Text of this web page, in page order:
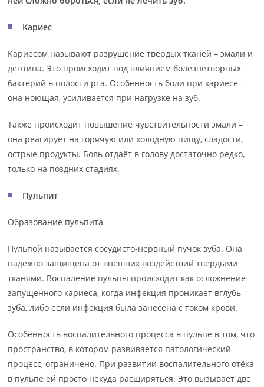
Кариес
Кариесом называют разрушение твёрдых тканей – эмали и
дентина. Это происходит под влиянием болезнетворных
бактерий в полости рта. Особенность боли при кариесе –
она ноющая, усиливается при нагрузке на зуб.
Также происходит повышение чувствительности эмали –
она реагирует на горячую или холодную пищу, сладости,
острые продукты. Боль отдаёт в голову достаточно редко,
только на поздних стадиях.
Пульпит
Образование пульпита
Пульпой называется сосудисто-нервный пучок зуба. Она
надёжно защищена от внешних воздействий твёрдыми
тканями. Воспаление пульпы происходит как осложнение
запущенного кариеса, когда инфекция проникает вглубь
зуба, либо если инфекция была занесена с током крови.
Особенность воспалительного процесса в пульпе в том, что
пространство, в котором развивается патологический
процесс, ограничено. При развитии воспалительного отёка
в пульпе ей просто некуда расширяться. Это вызывает две